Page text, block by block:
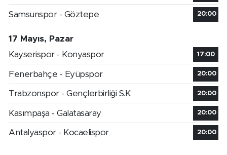
Samsunspor - Göztepe 20:00
17 Mayıs, Pazar
Kayserispor - Konyaspor
17:00
Fenerbahçe - Eyüpspor 20:00
Trabzonspor - Gençlerbirliği S.K. 20:00
Kasımpaşa - Galatasaray 20:00
Antalyaspor - Kocaelispor 20:00